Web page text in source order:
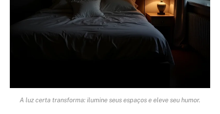
A luz certa transforma: ilumine seus espaços e eleve seu humor.